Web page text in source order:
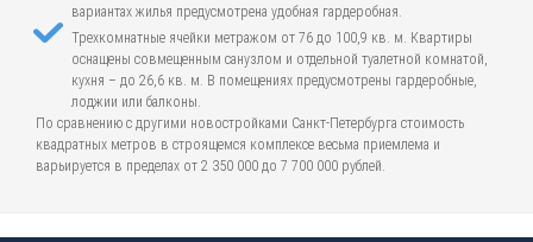
вариантах жилья предусмотрена удобная гардеробная.
Трехкомнатные ячейки метражом от 76 до 100,9 кв. м. Квартиры
оснащены совмещенным санузлом и отдельной туалетной комнатой,
кухня – до 26,6 кв. м. В помещениях предусмотрены гардеробные,
лоджии или балконы.
По сравнению с другими новостройками Санкт-Петербурга стоимость
квадратных метров в строящемся комплексе весьма приемлема и
варьируется в пределах от 2 350 000 до 7 700 000 рублей.